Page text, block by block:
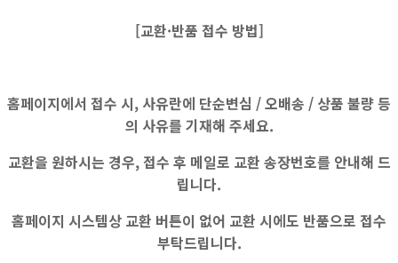
[교환·반품 접수 방법]
홈페이지에서 접수 시, 사유란에 단순변심 / 오배송 / 상품 불량등
의 사유를 기재해 주세요.
교환을 원하시는 경우, 접수 후 메일로 교환 송장번호를 안내해 드
립니다.
홈페이지 시스템상 교환 버튼이 없어 교환 시에도 반품으로 접수
부탁드립니다.